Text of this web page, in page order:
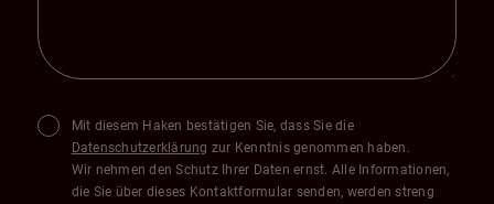
Mit diesem Haken bestätigen Sie, dass Sie die
Datenschutzerklärung zur Kenntnis genommen haben.
Wir nehmen den Schutz Ihrer Daten ernst. Alle Informationen,
die Sie über dieses Kontaktformular senden, werden streng